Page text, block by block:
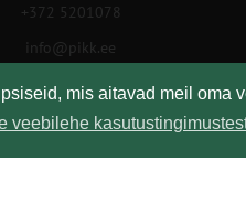
mis aitavad meil oma
veebilehe
+372 5201078
info@pikk.ee